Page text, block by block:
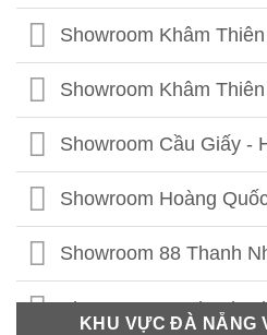
Showroom Khâm
Showroom Khâm
Showroom Cầu Giấy -
Showroom Hoàng
Showroom 88 Thanh
Showroom 41 Thanh
KHU VỰC ĐÀ NẴNG